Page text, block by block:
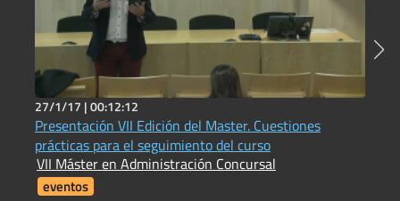
27/1/17 |00:12:12
Presentación VII Edición del Master. Cuestiones
prácticas para el seguimiento del curso
VII Máster en Administración Concursal
eventos